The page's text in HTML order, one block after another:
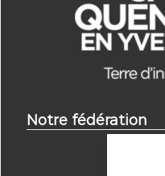
Notre fédération